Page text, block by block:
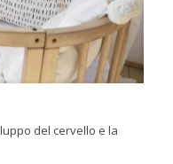
del cervello e la